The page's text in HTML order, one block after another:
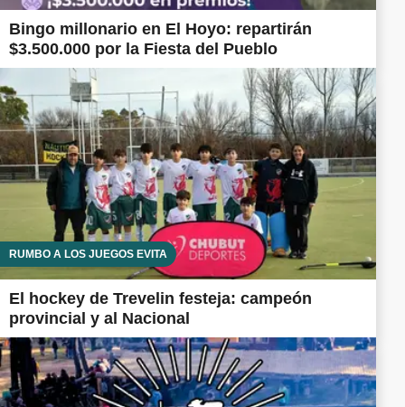
Bingo millonario en El Hoyo: repartirán
$3.500.000 por la Fiesta del Pueblo
RUMBO A LOS JUEGOS EVITA
El hockey de Trevelin festeja: campeón
provincial y al Nacional